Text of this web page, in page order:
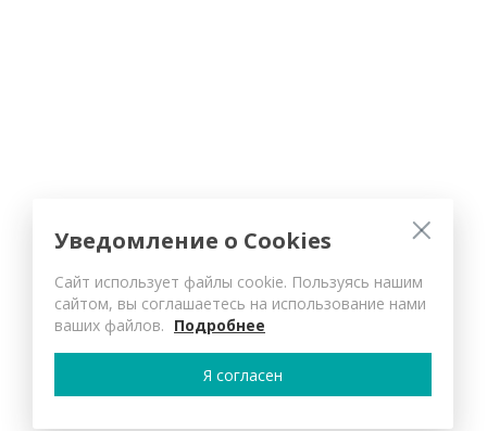
Уведомление о Cookies
Сайт использует файлы cookie. Пользуясь нашим
сайтом, вы соглашаетесь на использование нами
ваших файлов. Подробнее
Я согласен